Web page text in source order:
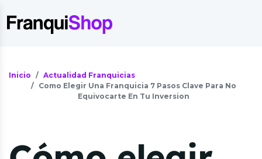
Inicio
Actualidad Franquicias
Como Elegir Una Franquicia 7 Pasos Clave Para No
Equivocarte En Tu Inversion